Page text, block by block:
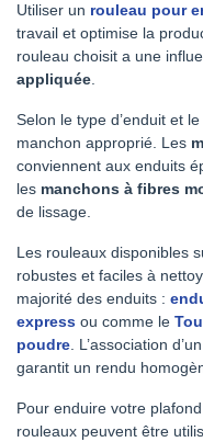
Utiliser un rouleau pour
travail et optimise la
rouleau choisit a une
appliquée.
Selon le type d’enduit et
manchon approprié. Les
conviennent aux enduits
les manchons à fibres
de lissage.
Les rouleaux disponibles
robustes et faciles à
majorité des enduits :
express ou comme le
poudre. L’association
garantit un rendu
Pour enduire votre
rouleaux peuvent être